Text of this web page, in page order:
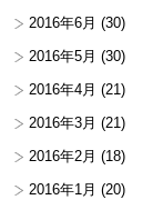
2016年6月 (30)
2016年5月 (30)
2016年4月 (21)
2016年3月 (21)
2016年2月 (18)
2016年1月 (20)